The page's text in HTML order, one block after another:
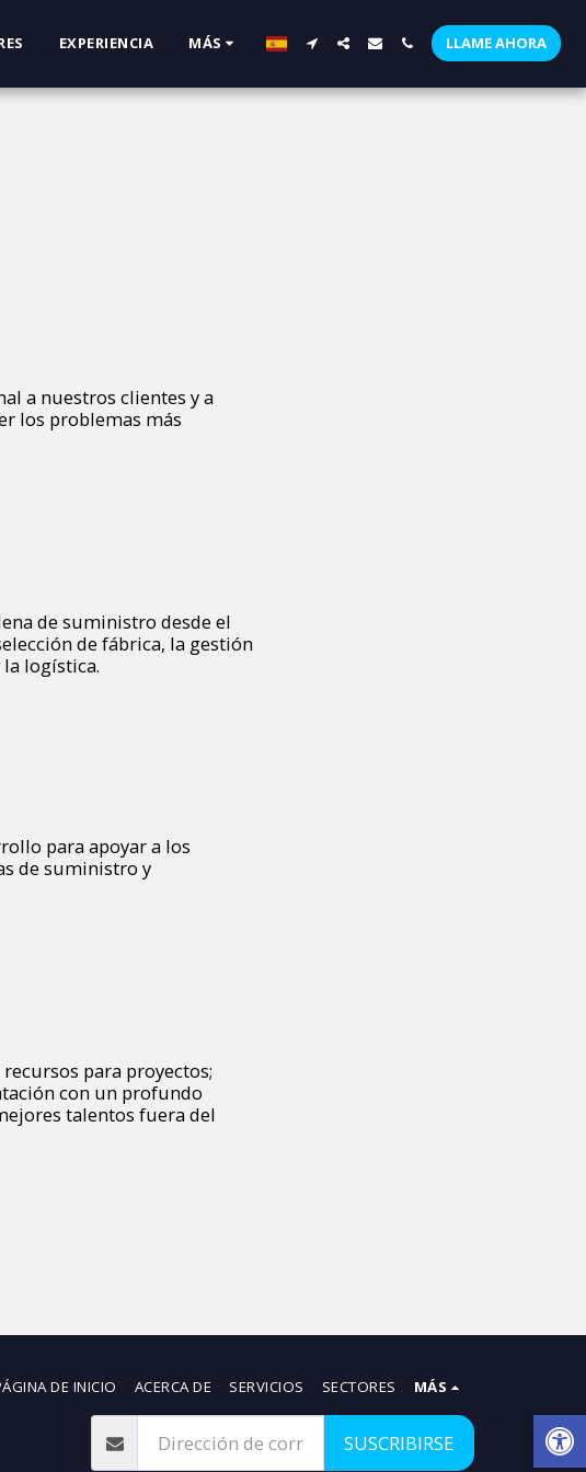
EXPERIENCIA MÁS LLAME AHORA
a nuestros clientes y a
los problemas más
de suministro desde el
de fábrica, la gestión
logística.
para apoyar a los
de suministro y
para proyectos;
con un profundo
talentos fuera del
DE INICIO ACERCA DE SERVICIOS SECTORES MÁS
SUSCRIBIRSE